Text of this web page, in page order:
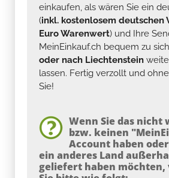
einkaufen, als wären Sie ein
(inkl. kostenlosem deutschen
Euro Warenwert) und Ihre
MeinEinkauf.ch bequem zu
oder nach Liechtenstein
lassen. Fertig verzollt und
Sie!
Wenn Sie das nicht
bzw. keinen
Account haben
ein anderes Land
geliefert haben